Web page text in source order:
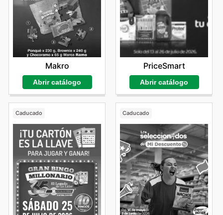
Makro
Abrir catálogo
PriceSmart
Abrir catálogo
Caducado Caducado